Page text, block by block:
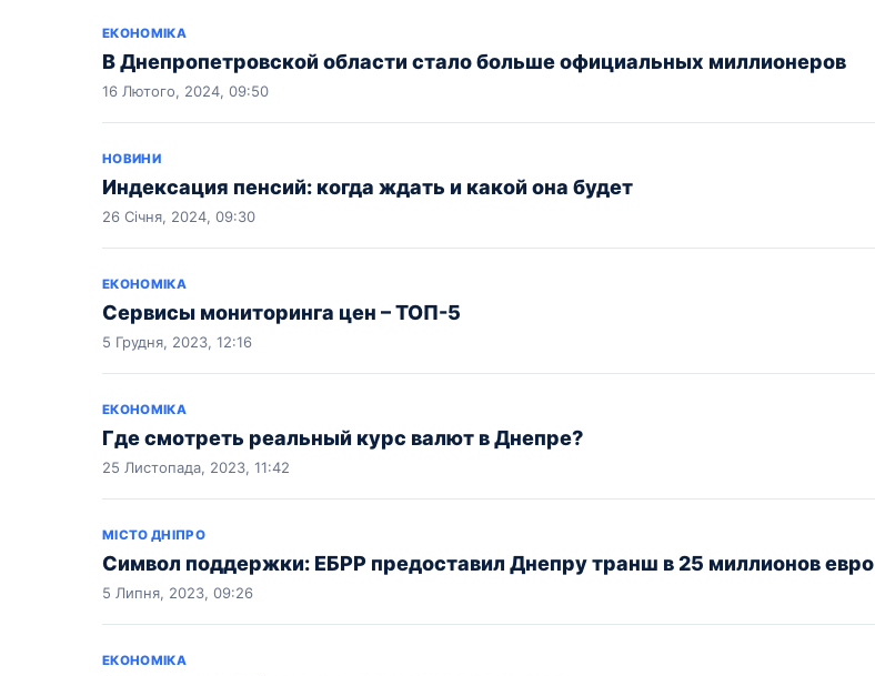
ЕКОНОМІКА
В Днепропетровской области стало больше официальных миллионеров
16 Лютого, 2024, 09:50
НОВИНИ
Индексация пенсий: когда ждать и какой она будет
26 Січня, 2024, 09:30
ЕКОНОМІКА
Сервисы мониторинга цен – ТОП-5
5 Грудня, 2023, 12:16
ЕКОНОМІКА
Где смотреть реальный курс валют в Днепре?
25 Листопада, 2023, 11:42
МІСТО ДНІПРО
Символ поддержки: ЕБРР предоставил Днепру транш в 25 миллионов евро
5 Липня, 2023, 09:26
ЕКОНОМІКА